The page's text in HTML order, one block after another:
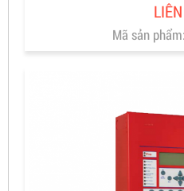
Mã sản